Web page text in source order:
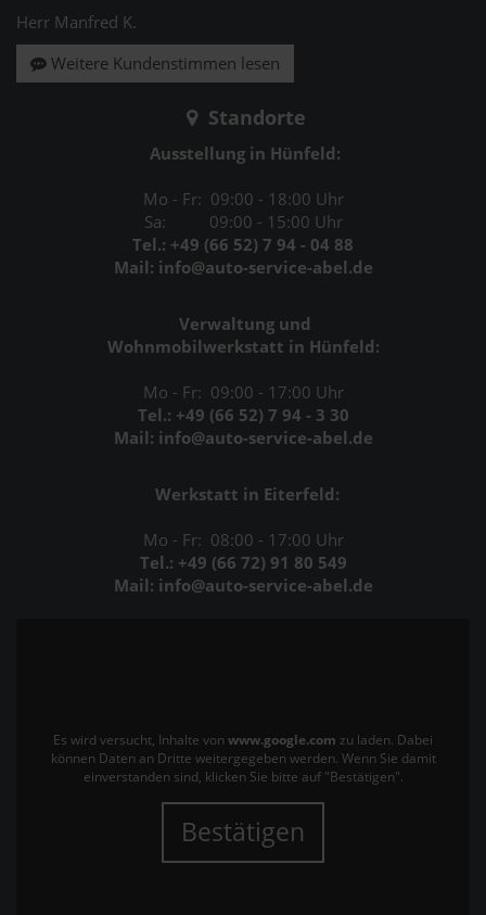
Herr Manfred K.
Weitere Kundenstimmen lesen
Standorte
Ausstellung in Hünfeld:
Mo - Fr: 09:00 - 18:00 Uhr
Sa: 09:00 - 15:00 Uhr
Tel.: +49 (66 52) 7 94 - 04 88
Mail: info@auto-service-abel.de
Verwaltung und
Wohnmobilwerkstatt in Hünfeld:
Mo - Fr: 09:00 - 17:00 Uhr
Tel.: +49 (66 52) 7 94 - 3 30
Mail: info@auto-service-abel.de
Werkstatt in Eiterfeld:
Mo - Fr: 08:00 - 17:00 Uhr
Tel.: +49 (66 72) 91 80 549
Mail: info@auto-service-abel.de
Es wird versucht, Inhalte von www.google.com zu laden. Dabei
können Daten an Dritte weitergegeben werden. Wenn Sie damit
einverstanden sind, klicken Sie bitte auf "Bestätigen".
Bestätigen